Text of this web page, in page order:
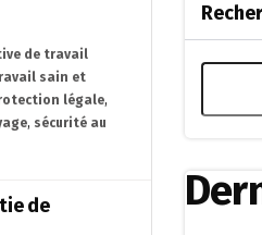
de travail
sain et
légale,
, sécurité au
de